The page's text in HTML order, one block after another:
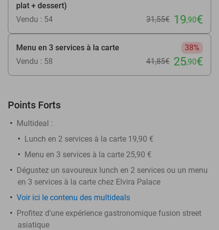
plat + dessert)
Vendu : 54 31,55€ 19,90€
Menu en 3 services à la carte
38%
Vendu : 58
41,85€ 25,90€
Points Forts
Multideal :
Lunch en 2 services à la carte 19,90 €
Menu en 3 services à la carte 25,90 €
Dégustez un savoureux lunch en 2 services ou un menu
en 3 services à la carte chez Elvira Palace
Voir ici le contenu des multideals
Profitez d'une expérience gastronomique fusion street
asiatique